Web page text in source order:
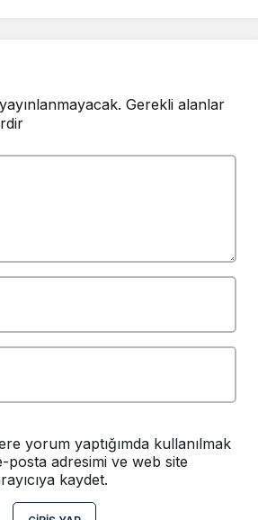
Gerekli alanlar
yorum yaptığımda kullanılmak
posta adresimi ve web site
kaydet.